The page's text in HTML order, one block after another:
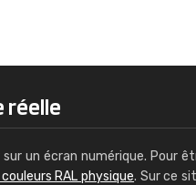
réelle
un écran numérique. Pour
RAL physique. Sur ce